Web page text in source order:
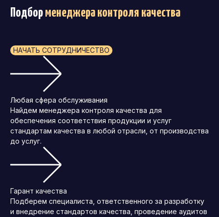
Подборменеджера контроля качества
НАЧАТЬ СОТРУДНИЧЕСТВО
Любая сфера обслуживания
Найдем менеджера контроля качества для
обеспечения соответствия продукции и услуг
стандартам качества в любой отрасли, от производства
до услуг.
Гарант качества
Подберем специалиста, ответственного за разработку
и внедрение стандартов качества, проведение аудитов